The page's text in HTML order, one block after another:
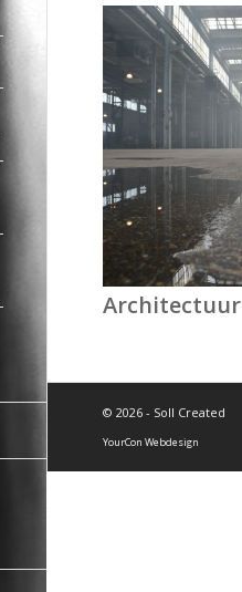
Architectuur
© 2026 - Soll Created
YourCon Webdesign